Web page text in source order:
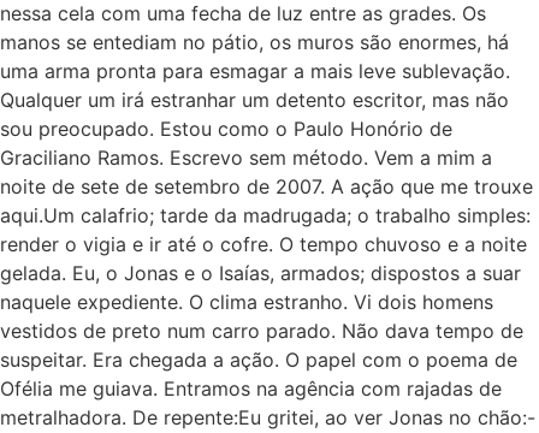
nessa cela com uma fecha de luz entre as grades. Os
manos se entediam no pátio, os muros são enormes, há
uma arma pronta para esmagar a mais leve sublevação.
Qualquer um irá estranhar um detento escritor, mas não
sou preocupado. Estou como o Paulo Honório de
Graciliano Ramos. Escrevo sem método. Vem a mim a
noite de sete de setembro de 2007. A ação que me trouxe
aqui.Um calafrio; tarde da madrugada; o trabalho simples:
render o vigia e ir até o cofre. O tempo chuvoso e a noite
gelada. Eu, o Jonas e o Isaías, armados; dispostos a suar
naquele expediente. O clima estranho. Vi dois homens
vestidos de preto num carro parado. Não dava tempo de
suspeitar. Era chegada a ação. O papel com o poema de
Ofélia me guiava. Entramos na agência com rajadas de
metralhadora. De repente:Eu gritei, ao ver Jonas no chão:-